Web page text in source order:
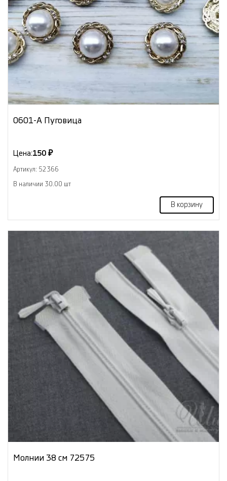
0601-А Пуговица
Цена:150 ₽
Артикул: 52366
В наличии 30.00 шт
В корзину
Молнии 38 см 72575